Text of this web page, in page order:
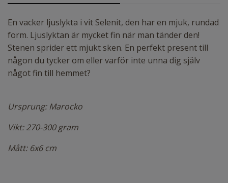
En vacker ljuslykta i vit Selenit, den har en mjuk, rundad
form. Ljuslyktan är mycket fin när man tänder den!
Stenen sprider ett mjukt sken. En perfekt present till
någon du tycker om eller varför inte unna dig själv
något fin till hemmet?
Ursprung: Marocko
Vikt: 270-300 gram
Mått: 6x6 cm